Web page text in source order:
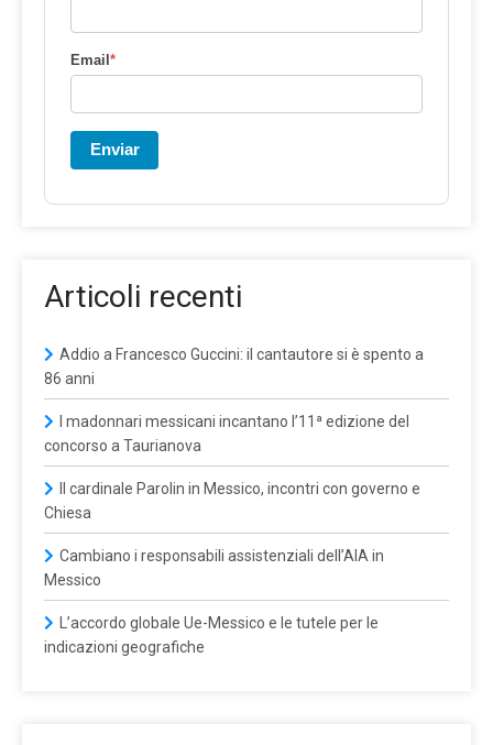
Email*
Enviar
Articoli recenti
Addio a Francesco Guccini: il cantautore si è spento a
86 anni
I madonnari messicani incantano l’11ª edizione del
concorso a Taurianova
Il cardinale Parolin in Messico, incontri con governo e
Chiesa
Cambiano i responsabili assistenziali dell’AIA in
Messico
L’accordo globale Ue-Messico e le tutele per le
indicazioni geografiche